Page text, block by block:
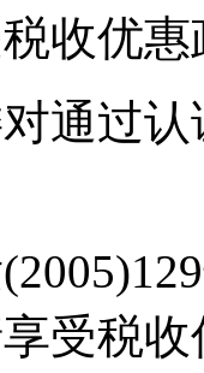
收优
过认
受税